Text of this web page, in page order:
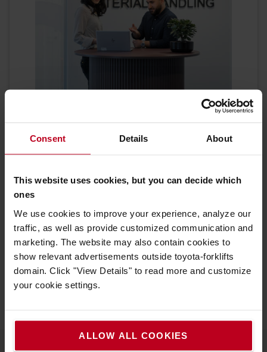
Consent Details About
This website uses cookies, but you can decide which
ones
We use cookies to improve your experience, analyze our
traffic, as well as provide customized communication and
marketing. The website may also contain cookies to
show relevant advertisements outside toyota-forklifts
domain. Click "View Details" to read more and customize
your cookie settings.
ALLOW ALL COOKIES
Miben segíthetünk?
Használt targonca telephely: Dunaharaszti,
További információ
Hogyan vásárolhat online?
Kiszállítás & kézbesítés
GYIK